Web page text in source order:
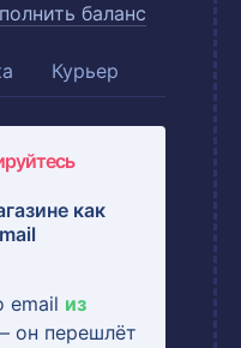
баланс
Курьер
как
email из
он перешлёт